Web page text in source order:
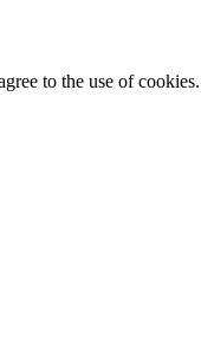
to the use of